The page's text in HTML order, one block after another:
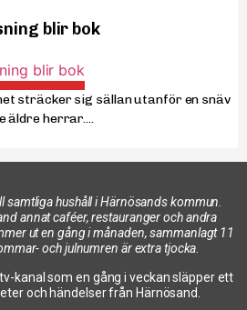
blir bok
sträcker sig sällan utanför en snäv
äldre herrar....
samtliga hushåll i Härnösands kommun.
annat caféer, restauranger och andra
ut en gång i månaden, sammanlagt 11
och julnumren är extra tjocka.
kanal som en gång i veckan släpper ett
och händelser från Härnösand.